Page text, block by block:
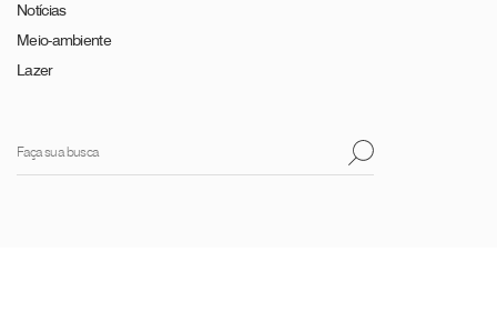
Notícias
Meio-ambiente
Lazer